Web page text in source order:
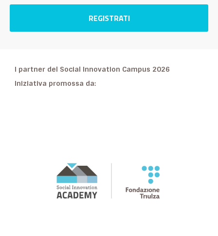
I partner del Social Innovation Campus 2026
Iniziativa promossa da: